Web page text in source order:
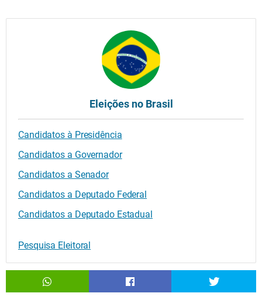
Eleições no Brasil
Candidatos à Presidência
Candidatos a Governador
Candidatos a Senador
Candidatos a Deputado Federal
Candidatos a Deputado Estadual
Pesquisa Eleitoral